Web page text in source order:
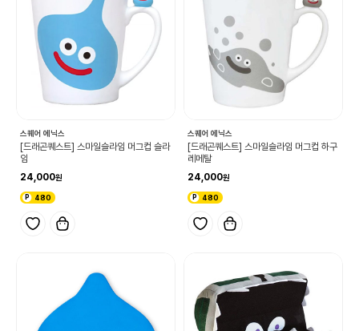
스퀘어 에닉스
[드래곤퀘스트] 스마일슬라임 머그컵 슬라
임
24,000
480
스퀘어 에닉스
[드래곤퀘스트] 스마일슬라임 머그컵 하구
레메탈
24,000
480